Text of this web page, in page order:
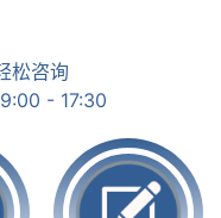
松咨询
- 17:30